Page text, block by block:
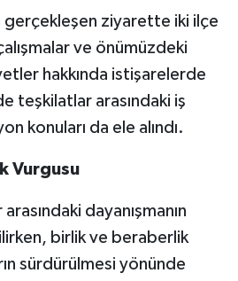
ziyarette iki ilçe
ve önümüzdeki
hakkında istişarelerde
teşkilatlar arasındaki iş
konuları da ele alındı.
Vurgusu
dayanışmanın
birlik ve beraberlik
sürdürülmesi yönünde